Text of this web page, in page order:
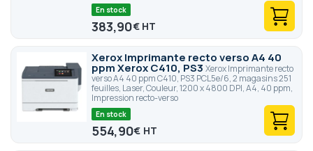
En stock
383,90€
Xerox Imprimante recto verso A4 40
ppm Xerox C410, PS3 Xerox Imprimante recto
verso A4 40 ppm C410, PS3 PCL5e/6, 2 magasins 251
feuilles, Laser, Couleur, 1200 x 4800 DPI, A4, 40 ppm,
Impression recto-verso
En stock
554,90€